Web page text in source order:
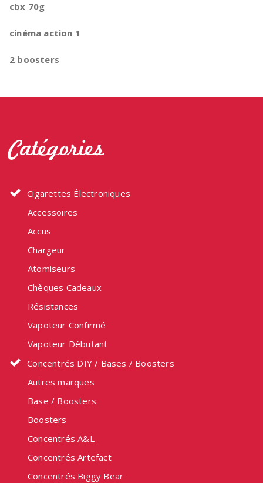
cbx 70g
cinéma action 1
2 boosters
Catégories
Cigarettes Électroniques
Accessoires
Accus
Chargeur
Atomiseurs
Chèques Cadeaux
Résistances
Vapoteur Confirmé
Vapoteur Débutant
Concentrés DIY / Bases / Boosters
Autres marques
Base / Boosters
Boosters
Concentrés A&L
Concentrés Artefact
Concentrés Biggy Bear